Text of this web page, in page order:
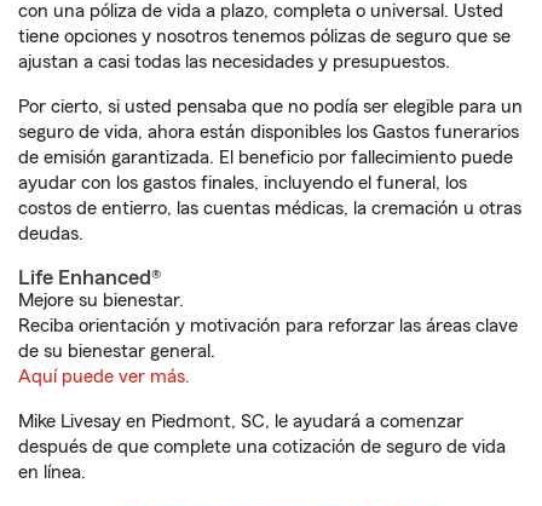
con una póliza de vida a plazo, completa o universal. Usted
tiene opciones y nosotros tenemos pólizas de seguro que se
ajustan a casi todas las necesidades y presupuestos.
Por cierto, si usted pensaba que no podía ser elegible para un
seguro de vida, ahora están disponibles los Gastos funerarios
de emisión garantizada. El beneficio por fallecimiento puede
ayudar con los gastos finales, incluyendo el funeral, los
costos de entierro, las cuentas médicas, la cremación u otras
deudas.
Life Enhanced®
Mejore su bienestar.
Reciba orientación y motivación para reforzar las áreas clave
de su bienestar general.
Aquí puede ver más.
Mike Livesay en Piedmont, SC, le ayudará a comenzar
después de que complete una cotización de seguro de vida
en línea.